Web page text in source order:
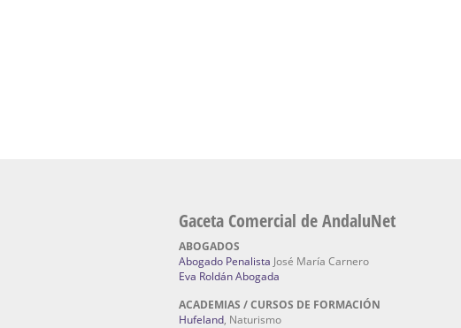
Gaceta Comercial de AndaluNet
ABOGADOS
Abogado Penalista José María Carnero
Eva Roldán Abogada
ACADEMIAS / CURSOS DE FORMACIÓN
Hufeland, Naturismo